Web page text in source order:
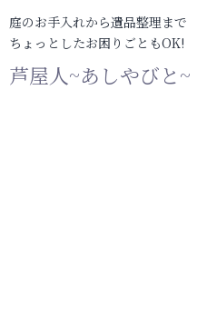
庭のお手入れから遺品整理まで
ちょっとしたお困りごともOK!
芦屋人~あしやびと~